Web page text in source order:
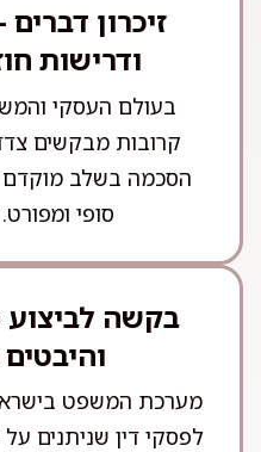
זיכרון
ודרישות
בעולם העסקי
קרובות מבקשים
הסכמה בשלב מוקדם
סופי
בקשה לביצוע
מערכת המשפט
לפסקי דין שניתנים